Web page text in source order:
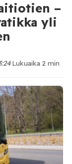
–
yli
·Lukuaika 2 min